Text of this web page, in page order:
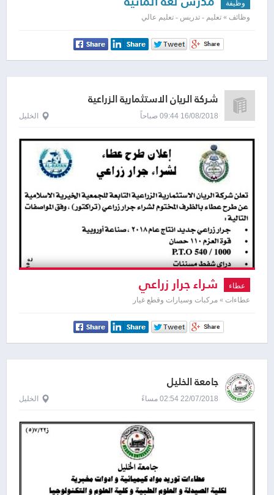
وظيفة
وظائف » تعليم - تدريس - تعليم عالي
شركة الريان الاستثمارية الزراعية
16/08/2018 09:44 صباحاً الخليل
عطاء شراء جرار زراعي
عطاءات » مركبات وسيارات وقطع غيار
جامعة الخليل
22/07/2018 02:54 مساءً الخليل